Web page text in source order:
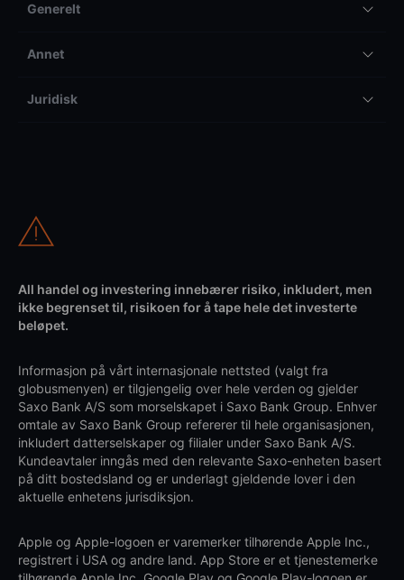
Generelt
Annet
Juridisk
All handel og investering innebærer risiko, inkludert, men
ikke begrenset til, risikoen for å tape hele det investerte
beløpet.
Informasjon på vårt internasjonale nettsted (valgt fra
globusmenyen) er tilgjengelig over hele verden og gjelder
Saxo Bank A/S som morselskapet i Saxo Bank Group. Enhver
omtale av Saxo Bank Group refererer til hele organisasjonen,
inkludert datterselskaper og filialer under Saxo Bank A/S.
Kundeavtaler inngås med den relevante Saxo-enheten basert
på ditt bostedsland og er underlagt gjeldende lover i den
aktuelle enhetens jurisdiksjon.
Apple og Apple-logoen er varemerker tilhørende Apple Inc.,
registrert i USA og andre land. App Store er et tjenestemerke